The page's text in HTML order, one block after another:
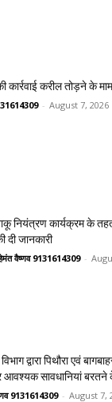
कार्रवाई करील तोड़ने के
- August 7, 2026
नियंत्रण कार्यक्रम के
दी जानकारी
वैष्णव 9131614309 -
द्वारा पिथौरा एवं
सावधानियां बरतने
9131614309 - August 7,